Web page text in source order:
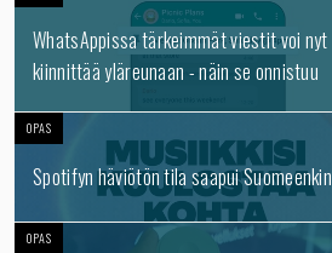
WhatsAppissa tärkeimmät viestit voi nyt
kiinnittää yläreunaan - näin se onnistuu
OPAS
Spotifyn häviötön tila saapui Suomeenkin
OPAS